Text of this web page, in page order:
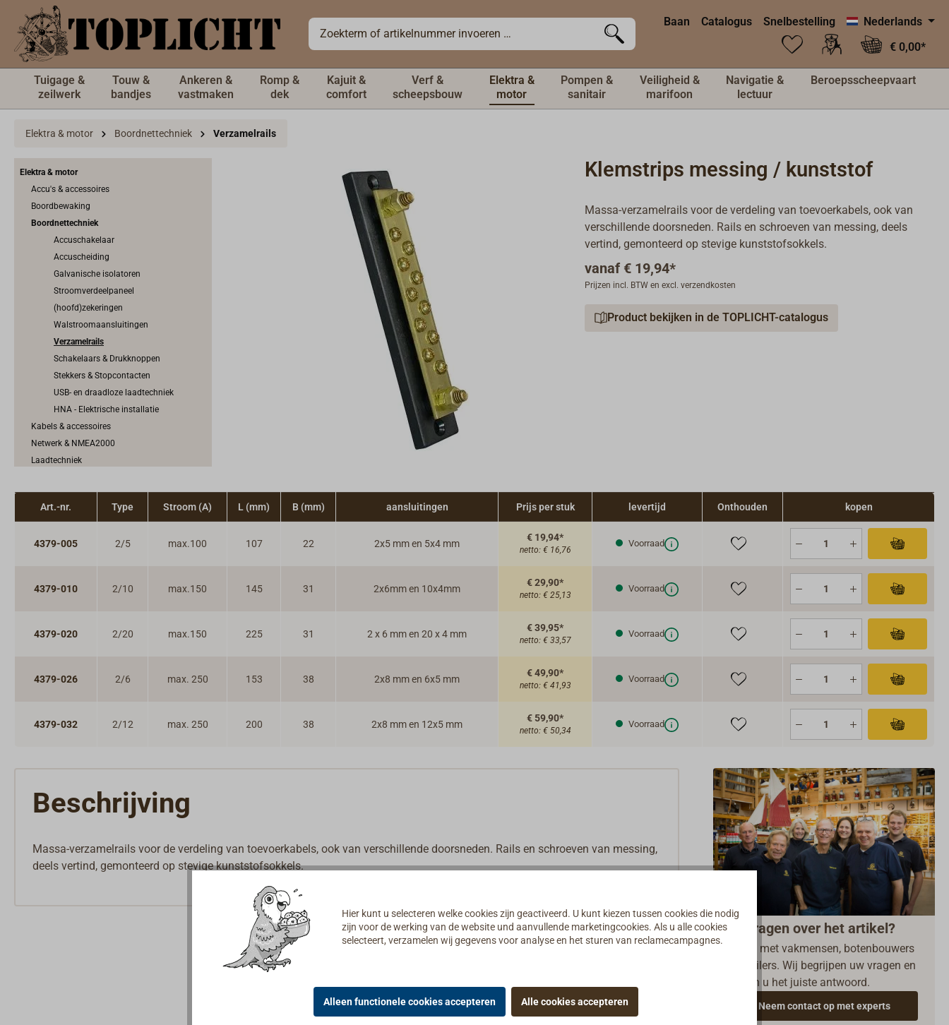
hoofdinhoud Baan Catalogus Snelbestelling
Nederlands
€ 0,00*
Tuigage &
zeilwerk
Touw &
bandjes
Ankeren &
vastmaken
Romp &
dek
Kajuit &
comfort
Verf &
scheepsbouw
Elektra &
motor
Pompen &
sanitair
Veiligheid &
marifoon
Navigatie &
lectuur
Beroepsscheepvaart
Elektra & motor Boordnettechniek Verzamelrails
Elektra & motor
Accu's & accessoires
Boordbewaking
Boordnettechniek
Accuschakelaar
Accuscheiding
Galvanische isolatoren
Stroomverdeelpaneel
(hoofd)zekeringen
Walstroomaansluitingen
Verzamelrails
Schakelaars & Drukknoppen
Stekkers & Stopcontacten
USB- en draadloze laadtechniek
HNA - Elektrische installatie
Kabels & accessoires
Netwerk & NMEA2000
Laadtechniek
Windgeneratoren, zonnepanelen &
brandstofcellen
Motorbediening & Schakelkabels
Brandstofsysteem
Klemstrips messing / kunststof
Massa-verzamelrails voor de verdeling van toevoerkabels, ook van
verschillende doorsneden. Rails en schroeven van messing, deels
vertind, gemonteerd op stevige kunststofsokkels.
vanaf € 19,94*
Prijzen incl. BTW en excl. verzendkosten
Product bekijken in de TOPLICHT-catalogus
Art.-nr. Type Stroom (A) L (mm) B (mm) aansluitingen Prijs per stuk levertijd Onthouden kopen
4379-005 2/5 max.100 107 22 2x5 mm en 5x4 mm
€ 19,94*
netto: € 16,76
Voorraad
4379-010 2/10 max.150 145 31 2x6mm en 10x4mm
€ 29,90*
netto: € 25,13
Voorraad
4379-020 2/20 max.150 225 31 2 x 6 mm en 20 x 4 mm
€ 39,95*
netto: € 33,57
Voorraad
4379-026 2/6 max. 250 153 38 2x8 mm en 6x5 mm
€ 49,90*
netto: € 41,93
Voorraad
4379-032 2/12 max. 250 200 38 2x8 mm en 12x5 mm
€ 59,90*
netto: € 50,34
Voorraad
Beschrijving
Massa-verzamelrails voor de verdeling van toevoerkabels, ook van verschillende doorsneden. Rails en schroeven van messing,
deels vertind, gemonteerd op stevige kunststofsokkels.
Vragen over het artikel?
Praat met vakmensen, botenbouwers
en zeilers. Wij begrijpen uw vragen en
geven u het juiste antwoord.
Neem contact op met experts
Hier kunt u selecteren welke cookies zijn geactiveerd. U kunt kiezen tussen cookies die nodig
zijn voor de werking van de website und aanvullende marketingcookies. Als u alle cookies
selecteert, verzamelen wij gegevens voor analyse en het sturen van reclamecampagnes.
Alleen functionele cookies accepteren Alle cookies accepteren